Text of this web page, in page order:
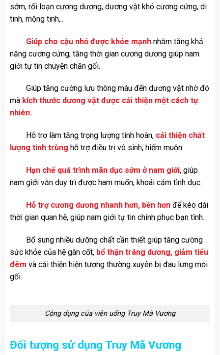
sớm, rối loạn cương dương, dương vật khó cương cứng, di
tinh, mộng tinh,..
Giúp cho cậu nhỏ được khỏe mạnhnhằm tăng khả
năng cương cứng, tăng thời gian cương dương giúp nam
giới tự tin chuyện chăn gối.
Giúp tăng cường lưu thông máu đến dương vật nhờ đó
mà kích thước dương vật được cải thiện một cách tự
nhiên.
Hỗ trợ làm tăng trọng lượng tinh hoàn, cải thiện chất
lượng tinh trùng hỗ trợ điều trị vô sinh, hiếm muộn.
Hạn chế quá trình mãn dục sớm ở nam giới, giúp
nam giới vẫn duy trì được ham muốn, khoái cảm tình dục.
Hỗ trợ cương dương nhanh hơn, bền hơnđể kéo dài
thời gian quan hệ, giúp nam giới tự tin chinh phục bạn tình.
Bổ sung nhiều dưỡng chất cần thiết giúp tăng cường
sức khỏe của hệ gân cốt, bổ thận tráng dương, giảm tiểu
đêm và cải thiện hiện tượng thường xuyên bị đau lưng mỏi
gối.
Công dụng của viên uống Truy Mã Vương
Đối tượng sử dụng Truy Mã Vương